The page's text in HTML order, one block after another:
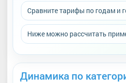
Сравните тарифы по годам и
Ниже можно рассчитать
Динамика по